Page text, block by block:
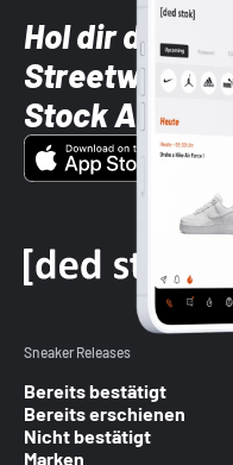
Hol dir die
Streetwear-
Stock App
Sneaker Releases
Bereits bestätigt
Bereits erschienen
Nicht bestätigt
Marken